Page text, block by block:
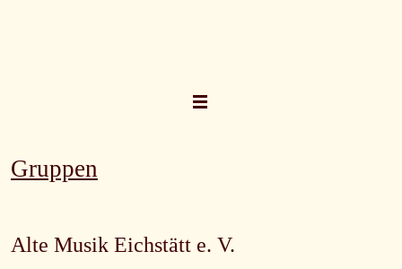
Menü überspringen
Gruppen
Alte Musik Eichstätt e. V.